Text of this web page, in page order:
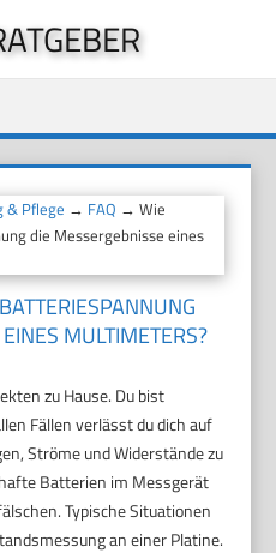
& Pflege → FAQ → Wie
die Messergebnisse eines
MULTIMETERS?
zu Hause. Du bist
Fällen verlässt du dich auf
Ströme und Widerstände zu
Batterien im Messgerät
Typische Situationen
an einer Platine.